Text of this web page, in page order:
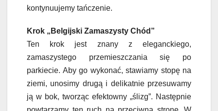
kontynuujemy tańczenie.
Krok „Belgijski Zamaszysty Chód”
Ten krok jest znany z eleganckiego,
zamaszystego przemieszczania się po
parkiecie. Aby go wykonać, stawiamy stopę na
ziemi, unosimy drugą i delikatnie przesuwamy
ją w bok, tworząc efektowny „ślizg”. Następnie